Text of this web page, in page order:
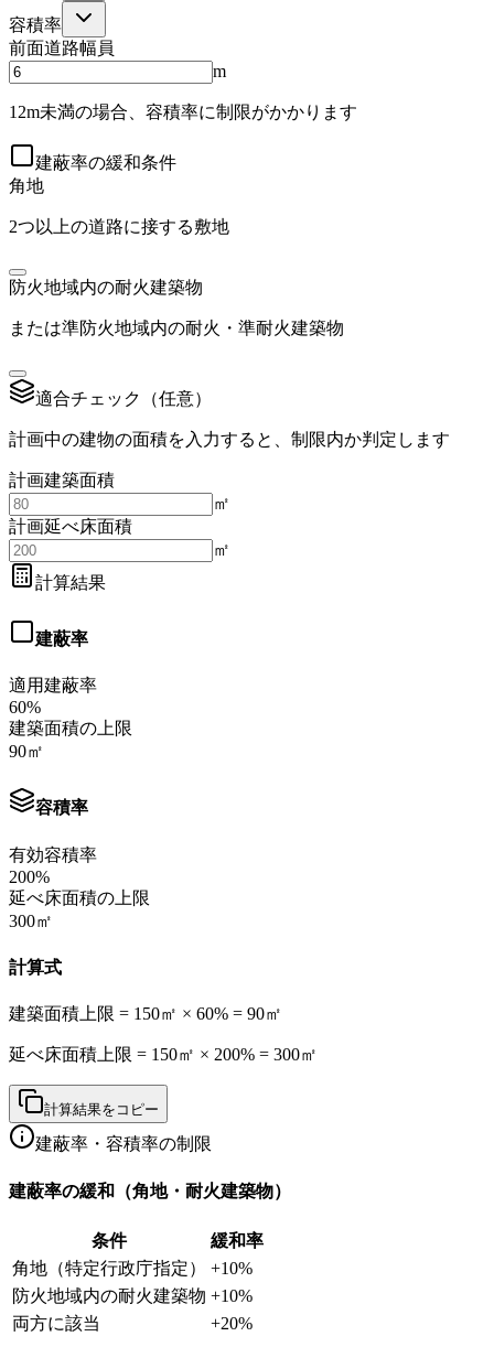
容積率
前面道路幅員
m
12m未満の場合、容積率に制限がかかります
建蔽率の緩和条件
角地
2つ以上の道路に接する敷地
防火地域内の耐火建築物
または準防火地域内の耐火・準耐火建築物
適合チェック（任意）
計画中の建物の面積を入力すると、制限内か判定します
計画建築面積
㎡
計画延べ床面積
㎡
計算結果
建蔽率
適用建蔽率
60%
建築面積の上限
90㎡
容積率
有効容積率
200%
延べ床面積の上限
300㎡
計算式
建築面積上限 = 150㎡ × 60% = 90㎡
延べ床面積上限 = 150㎡ × 200% = 300㎡
計算結果をコピー
建蔽率・容積率の制限
建蔽率の緩和（角地・耐火建築物）
条件
緩和率
角地（特定行政庁指定）
+10%
防火地域内の耐火建築物 +10%
両方に該当
+20%